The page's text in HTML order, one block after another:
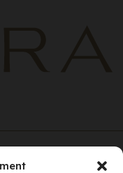
Laval QC H7N 0J7